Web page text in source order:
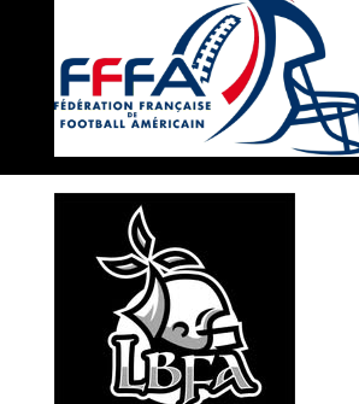
© Ankou de Rennes